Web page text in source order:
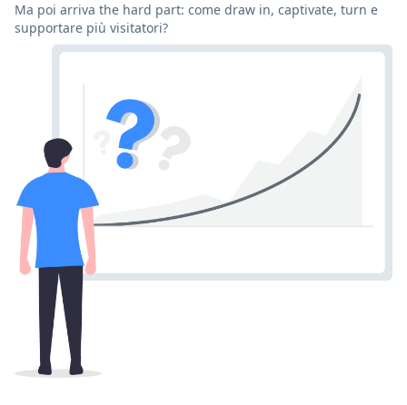
Ma poi arriva the hard part: come draw in, captivate, turn e
supportare più visitatori?